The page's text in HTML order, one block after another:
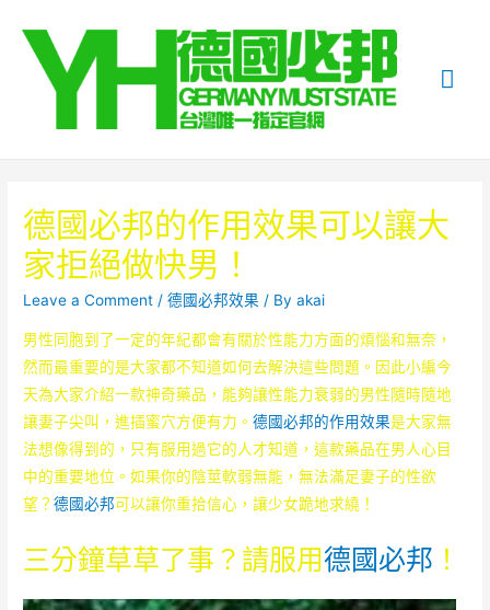
德國必邦的作用效果可以讓大
家拒絕做快男！
Leave a Comment /德國必邦效果 / Byakai
男性同胞到了一定的年紀都會有關於性能力方面的煩惱和無奈，
然而最重要的是大家都不知道如何去解決這些問題。因此小編今
天為大家介紹一款神奇藥品，能夠讓性能力衰弱的男性隨時隨地
讓妻子尖叫，進插蜜穴方便有力。德國必邦的作用效果是大家無
法想像得到的，只有服用過它的人才知道，這款藥品在男人心目
中的重要地位。如果你的陰莖軟弱無能，無法滿足妻子的性欲
望？德國必邦可以讓你重拾信心，讓少女跪地求繞！
三分鐘草草了事？請服用德國必邦 ！